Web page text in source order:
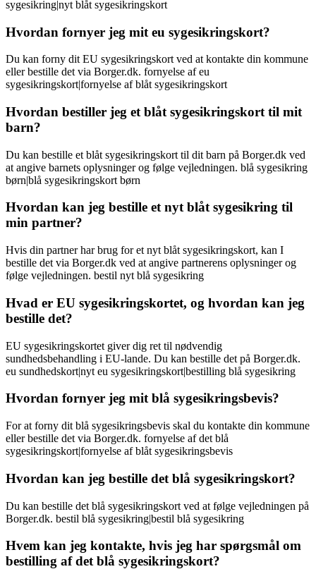
sygesikring|nyt blåt sygesikringskort
Hvordan fornyer jeg mit eu sygesikringskort?
Du kan forny dit EU sygesikringskort ved at kontakte din kommune
eller bestille det via Borger.dk. fornyelse af eu
sygesikringskort|fornyelse af blåt sygesikringskort
Hvordan bestiller jeg et blåt sygesikringskort til mit
barn?
Du kan bestille et blåt sygesikringskort til dit barn på Borger.dk ved
at angive barnets oplysninger og følge vejledningen. blå sygesikring
børn|blå sygesikringskort børn
Hvordan kan jeg bestille et nyt blåt sygesikring til
min partner?
Hvis din partner har brug for et nyt blåt sygesikringskort, kan I
bestille det via Borger.dk ved at angive partnerens oplysninger og
følge vejledningen. bestil nyt blå sygesikring
Hvad er EU sygesikringskortet, og hvordan kan jeg
bestille det?
EU sygesikringskortet giver dig ret til nødvendig
sundhedsbehandling i EU-lande. Du kan bestille det på Borger.dk.
eu sundhedskort|nyt eu sygesikringskort|bestilling blå sygesikring
Hvordan fornyer jeg mit blå sygesikringsbevis?
For at forny dit blå sygesikringsbevis skal du kontakte din kommune
eller bestille det via Borger.dk. fornyelse af det blå
sygesikringskort|fornyelse af blåt sygesikringsbevis
Hvordan kan jeg bestille det blå sygesikringskort?
Du kan bestille det blå sygesikringskort ved at følge vejledningen på
Borger.dk. bestil blå sygesikring|bestil blå sygesikring
Hvem kan jeg kontakte, hvis jeg har spørgsmål om
bestilling af det blå sygesikringskort?